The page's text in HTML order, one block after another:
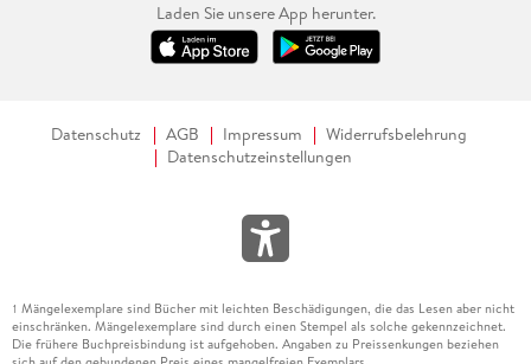
Laden Sie unsere App herunter.
Datenschutz AGB Impressum
Widerrufsbelehrung
Datenschutzeinstellungen
1 Mängelexemplare sind Bücher mit leichten Beschädigungen, die das Lesen aber nicht
einschränken. Mängelexemplare sind durch einen Stempel als solche gekennzeichnet.
Die frühere Buchpreisbindung ist aufgehoben. Angaben zu Preissenkungen beziehen